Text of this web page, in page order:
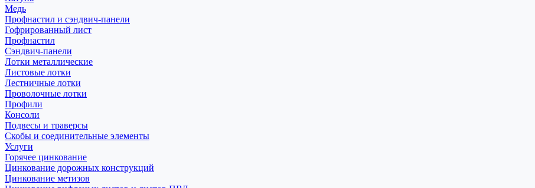
Медь
Профнастил и сэндвич-панели
Гофрированный лист
Профнастил
Сэндвич-панели
Лотки металлические
Листовые лотки
Лестничные лотки
Проволочные лотки
Профили
Консоли
Подвесы и траверсы
Скобы и соединительные элементы
Услуги
Горячее цинкование
Цинкование дорожных конструкций
Цинкование метизов